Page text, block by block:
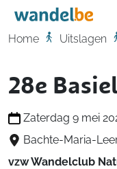
Home
Home Uitslagen
28e
Zaterdag 9 mei
Bachte-Maria-
vzw Wandelclub